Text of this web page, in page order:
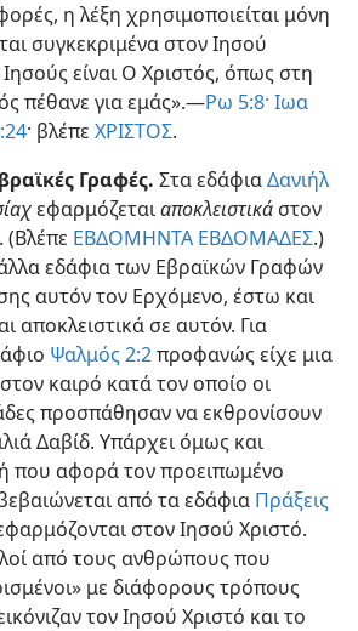
η λέξη χρησιμοποιείται μόνη
συγκεκριμένα στον Ιησού
είναι Ο Χριστός, όπως στη
πέθανε για εμάς».—Ρω 5:8· Ιωα
· βλέπε ΧΡΙΣΤΟΣ.
Γραφές. Στα εδάφιαΔανιήλ
εφαρμόζεταιαποκλειστικά στον
ΕΒΔΟΜΗΝΤΑ ΕΒΔΟΜΑΔΕΣ.)
εδάφια των Εβραϊκών Γραφών
αυτόν τον Ερχόμενο, έστω και
αποκλειστικά σε αυτόν. Για
Ψαλμός 2:2προφανώς είχε μια
καιρό κατά τον οποίο οι
προσπάθησαν να εκθρονίσουν
Δαβίδ. Υπάρχει όμως και
που αφορά τον προειπωμένο
από τα εδάφια Πράξεις
στον Ιησού Χριστό.
από τους ανθρώπους που
με διάφορους τρόπους
τον Ιησού Χριστό και το